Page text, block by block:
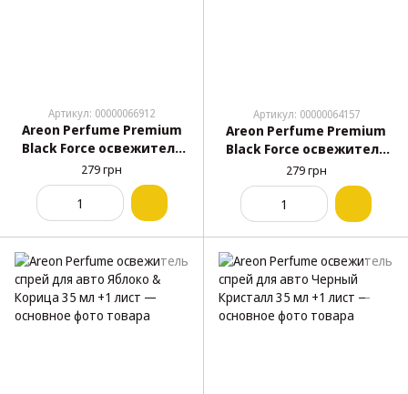
Артикул: 00000066912
Areon Perfume Premium
Black Force освежитель
спрей для авто Тортуга
1:2 30 мл концентрат 1:2
279 грн
Артикул: 00000064157
Areon Perfume Premium
Black Force освежитель
спрей для авто Черная
ваниль 1:2 30 мл
концентрат 1:2
279 грн